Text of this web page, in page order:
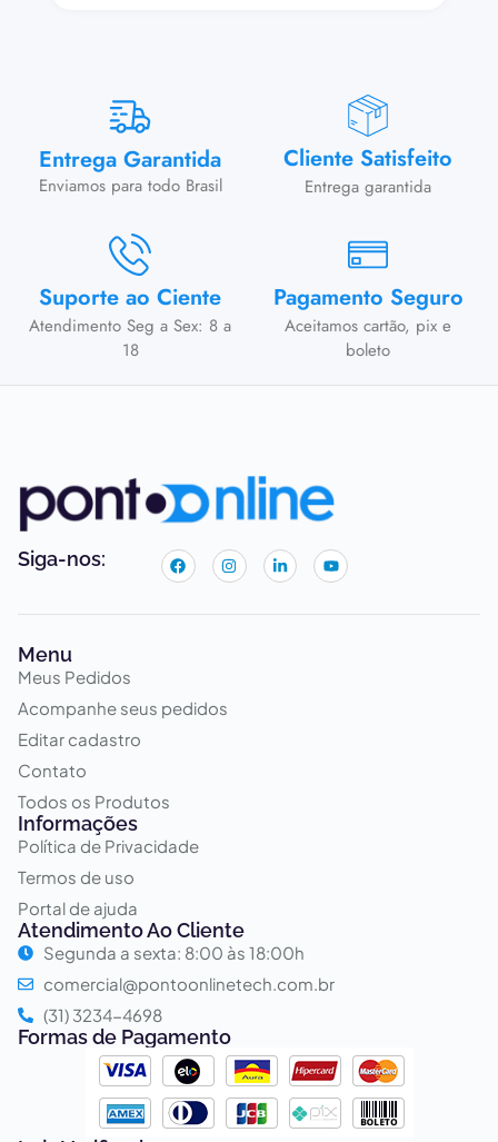
Entrega Garantida
Enviamos para todo Brasil
Cliente Satisfeito
Entrega garantida
Suporte ao Ciente
Atendimento Seg a Sex: 8 a
18
Pagamento Seguro
Aceitamos cartão, pix e
boleto
Siga-nos:
Menu
Meus Pedidos
Acompanhe seus pedidos
Editar cadastro
Contato
Todos os Produtos
Informações
Política de Privacidade
Termos de uso
Portal de ajuda
Atendimento Ao Cliente
Segunda a sexta: 8:00 às 18:00h
comercial@pontoonlinetech.com.br
(31) 3234-4698
Formas de Pagamento